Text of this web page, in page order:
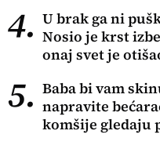
4. U brak ga ni
Nosio je krst
onaj svet je
5. Baba bi vam
napravite
komšije gledaju